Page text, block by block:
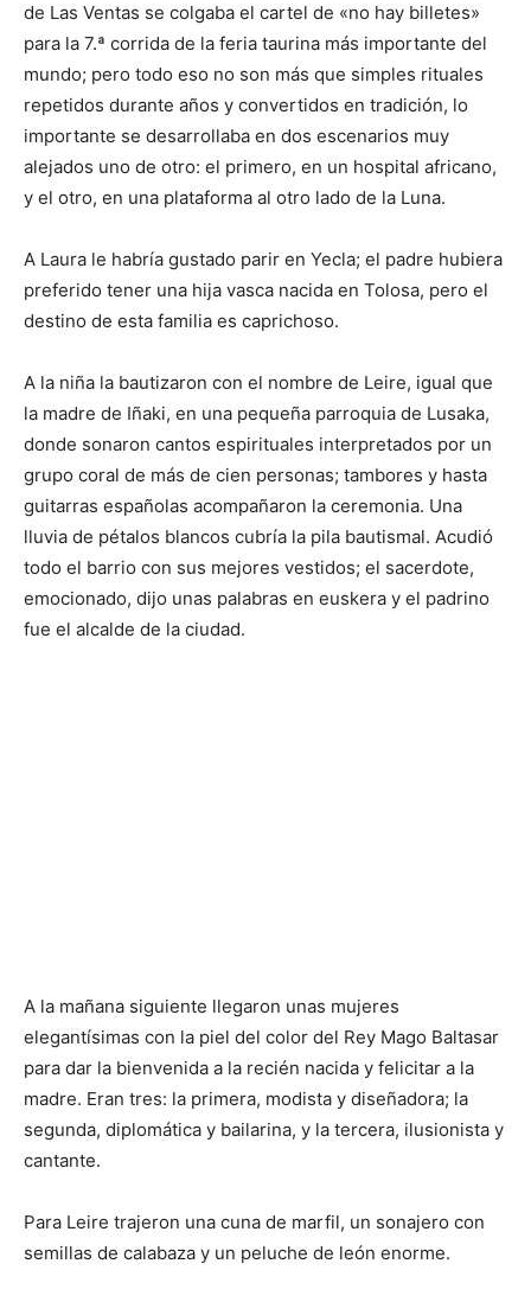
de Las Ventas se colgaba el cartel de «no hay billetes»
para la 7.ª corrida de la feria taurina más importante del
mundo; pero todo eso no son más que simples rituales
repetidos durante años y convertidos en tradición, lo
importante se desarrollaba en dos escenarios muy
alejados uno de otro: el primero, en un hospital africano,
y el otro, en una plataforma al otro lado de la Luna.
A Laura le habría gustado parir en Yecla; el padre hubiera
preferido tener una hija vasca nacida en Tolosa, pero el
destino de esta familia es caprichoso.
A la niña la bautizaron con el nombre de Leire, igual que
la madre de Iñaki, en una pequeña parroquia de Lusaka,
donde sonaron cantos espirituales interpretados por un
grupo coral de más de cien personas; tambores y hasta
guitarras españolas acompañaron la ceremonia. Una
lluvia de pétalos blancos cubría la pila bautismal. Acudió
todo el barrio con sus mejores vestidos; el sacerdote,
emocionado, dijo unas palabras en euskera y el padrino
fue el alcalde de la ciudad.
A la mañana siguiente llegaron unas mujeres
elegantísimas con la piel del color del Rey Mago Baltasar
para dar la bienvenida a la recién nacida y felicitar a la
madre. Eran tres: la primera, modista y diseñadora; la
segunda, diplomática y bailarina, y la tercera, ilusionista y
cantante.
Para Leire trajeron una cuna de marfil, un sonajero con
semillas de calabaza y un peluche de león enorme.